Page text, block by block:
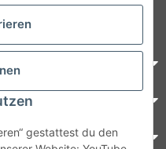
gestattest du den